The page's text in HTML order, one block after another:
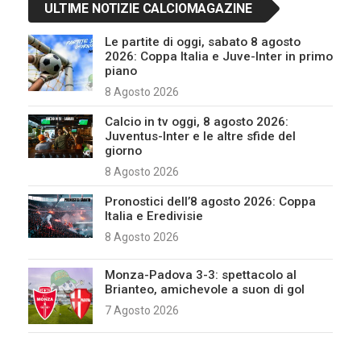
ULTIME NOTIZIE CALCIOMAGAZINE
Le partite di oggi, sabato 8 agosto
2026: Coppa Italia e Juve-Inter in primo
piano
8 Agosto 2026
Calcio in tv oggi, 8 agosto 2026:
Juventus-Inter e le altre sfide del
giorno
8 Agosto 2026
Pronostici dell’8 agosto 2026: Coppa
Italia e Eredivisie
8 Agosto 2026
Monza-Padova 3-3: spettacolo al
Brianteo, amichevole a suon di gol
7 Agosto 2026